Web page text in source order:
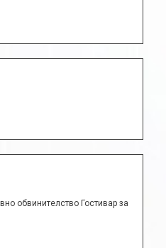
обвинителство Гостивар за